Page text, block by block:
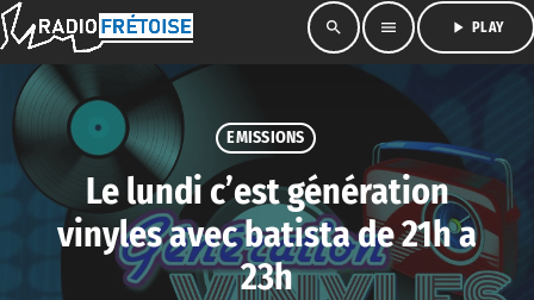
search menu play_arrow PLAY
EMISSIONS
Le lundi c’est génération
vinyles avec batista de 21h a
23h